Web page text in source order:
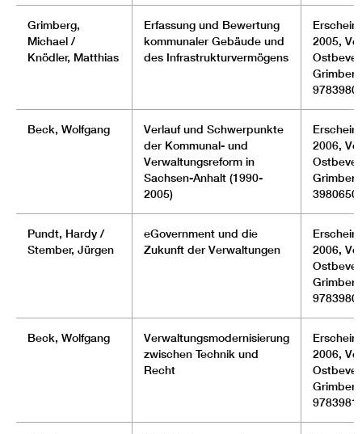
Grimberg,
Michael /
Knödler, Matthias
Erfassung und Bewertung
kommunaler Gebäude und
des Infrastrukturvermögens
2005,
Beck, Wolfgang
Verlauf und Schwerpunkte
der Kommunal- und
Verwaltungsreform in
Sachsen-Anhalt (1990-
2005)
2006,
Pundt, Hardy /
Stember, Jürgen
eGovernment und die
Zukunft der Verwaltungen
2006,
Beck, Wolfgang
Verwaltungsmodernisierung
zwischen Technik und
Recht
2006,